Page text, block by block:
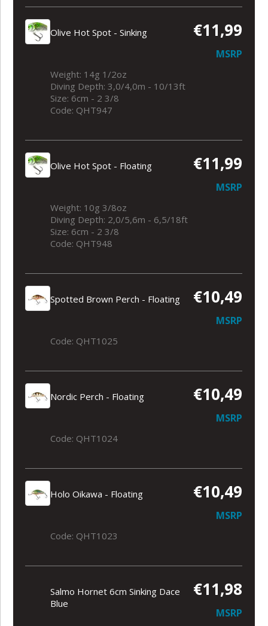
Olive Hot Spot - Sinking €11,99
MSRP
Weight: 14g 1/2oz
Diving Depth: 3,0/4,0m - 10/13ft
Size: 6cm - 2 3/8
Code: QHT947
Olive Hot Spot - Floating €11,99
MSRP
Weight: 10g 3/8oz
Diving Depth: 2,0/5,6m - 6,5/18ft
Size: 6cm - 2 3/8
Code: QHT948
Spotted Brown Perch - Floating €10,49
MSRP
Code: QHT1025
Nordic Perch - Floating €10,49
MSRP
Code: QHT1024
Holo Oikawa - Floating €10,49
MSRP
Code: QHT1023
Salmo Hornet 6cm Sinking Dace
Blue
€11,98
MSRP